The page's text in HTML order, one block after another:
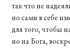
так что не
но сами в себе
для того, чтобы
но на Бога,